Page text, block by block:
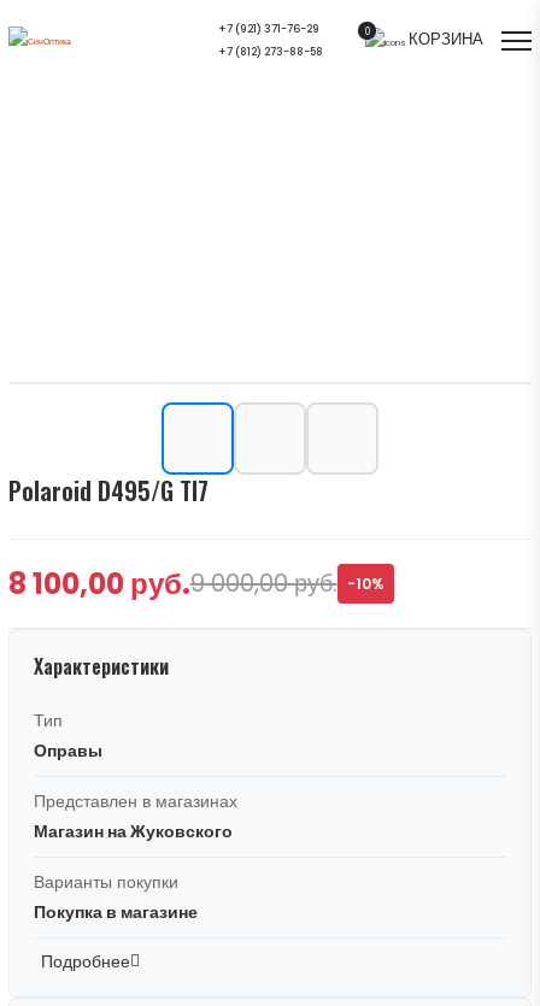
+7 (921) 371-76-29
+7 (812) 273-88-58
0 КОРЗИНА
Polaroid D495/G TI7
8 100,00 руб.9 000,00 руб. -10%
Характеристики
Тип
Оправы
Представлен в магазинах
Магазин на Жуковского
Варианты покупки
Покупка в магазине
Подробнее